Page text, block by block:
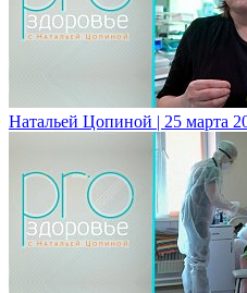
Натальей Цопиной | 25 марта